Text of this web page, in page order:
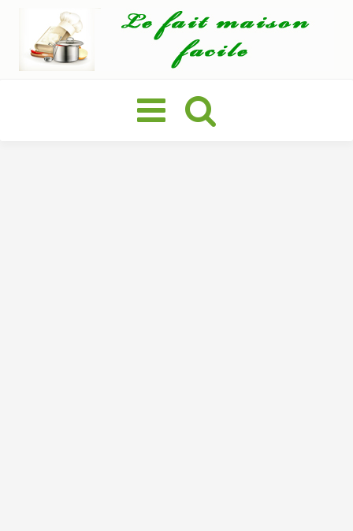
Basculer
la
navigation